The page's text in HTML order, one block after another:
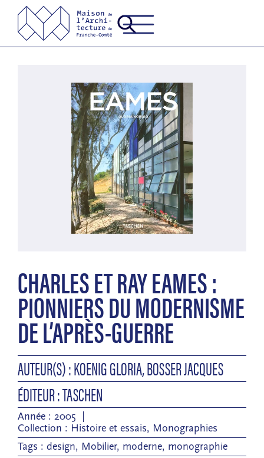
CHARLES ET RAY EAMES :
PIONNIERS DU MODERNISME
DE L’APRÈS-GUERRE
AUTEUR(S) : KOENIG GLORIA, BOSSER JACQUES
ÉDITEUR : TASCHEN
Année : 2005
Collection : Histoire et essais, Monographies
Tags : design, Mobilier, moderne, monographie